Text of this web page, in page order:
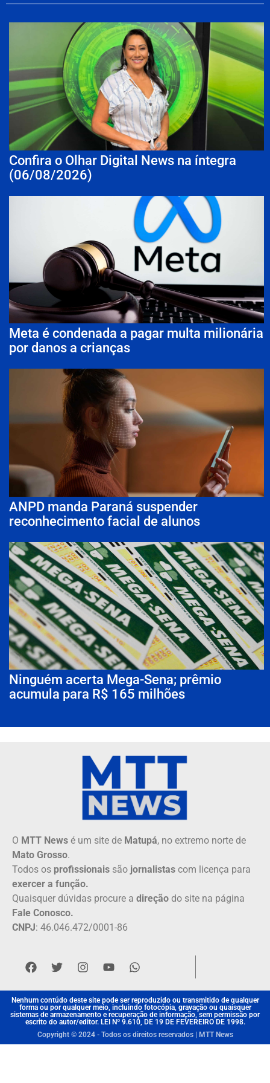
Confira o Olhar Digital News na íntegra
(06/08/2026)
Meta é condenada a pagar multa milionária
por danos a crianças
ANPD manda Paraná suspender
reconhecimento facial de alunos
Ninguém acerta Mega-Sena; prêmio
acumula para R$ 165 milhões
O MTT News é um site de Matupá, no extremo norte de
Mato Grosso.
Todos os profissionais são jornalistas com licença para
exercer a função.
Quaisquer dúvidas procure a direção do site na página
Fale Conosco.
CNPJ: 46.046.472/0001-86
Nenhum contúdo deste site pode ser reproduzido ou transmitido de qualquer
forma ou por qualquer meio, incluindo fotocópia, gravação ou quaisquer
sistemas de armazenamento e recuperação de informação, sem permissão por
escrito do autor/editor. LEI Nº 9.610, DE 19 DE FEVEREIRO DE 1998.
Copyright © 2024 - Todos os direitos reservados | MTT News